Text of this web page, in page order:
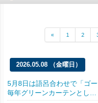
« 1 2
2026.05.08 （金曜日）
5月8日は語呂合わせで「ゴ
毎年グリーンカーテンとし…